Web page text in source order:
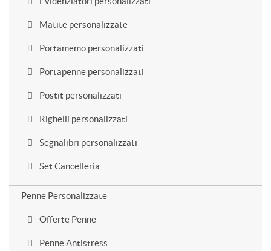
Matite personalizzate
Portamemo personalizzati
Portapenne personalizzati
Postit personalizzati
Righelli personalizzati
Segnalibri personalizzati
Set Cancelleria
Penne Personalizzate
Offerte Penne
Penne Antistress